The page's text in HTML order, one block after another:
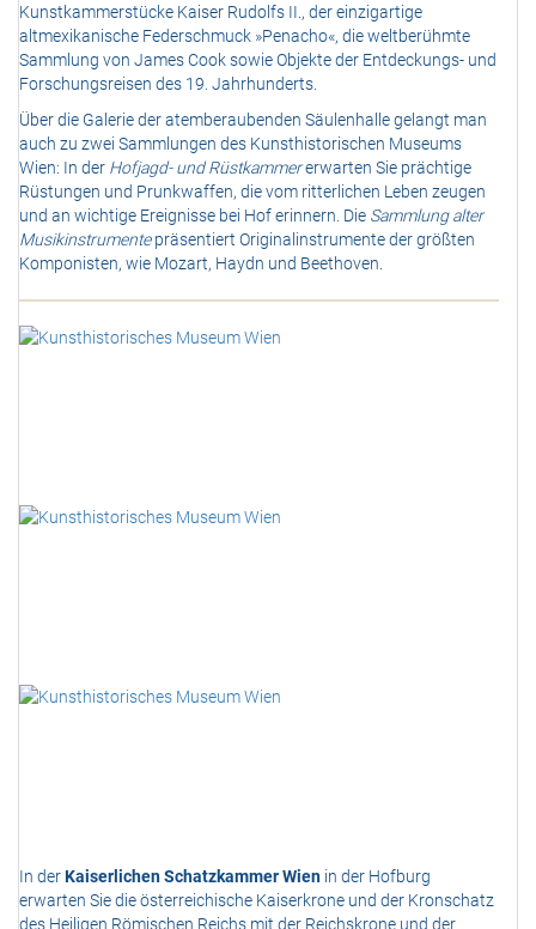
Kunstkammerstücke Kaiser Rudolfs II., der einzigartige
altmexikanische Federschmuck »Penacho«, die weltberühmte
Sammlung von James Cook sowie Objekte der Entdeckungs- und
Forschungsreisen des 19. Jahrhunderts.
Über die Galerie der atemberaubenden Säulenhalle gelangt man
auch zu zwei Sammlungen des Kunsthistorischen Museums
Wien: In der Hofjagd- und Rüstkammererwarten Sie prächtige
Rüstungen und Prunkwaffen, die vom ritterlichen Leben zeugen
und an wichtige Ereignisse bei Hof erinnern. Die Sammlung alter
Musikinstrumentepräsentiert Originalinstrumente der größten
Komponisten, wie Mozart, Haydn und Beethoven.
In derKaiserlichen Schatzkammer Wien in der Hofburg
erwarten Sie die österreichische Kaiserkrone und der Kronschatz
des Heiligen Römischen Reichs mit der Reichskrone und der